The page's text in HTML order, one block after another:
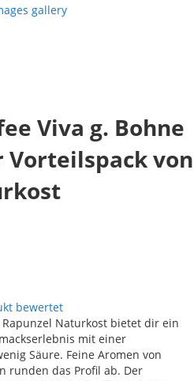
gallery
Viva g. Bohne
Vorteilspack von
bewertet
Naturkost bietet dir ein
mit einer
Säure. Feine Aromen von
runden das Profil ab. Der